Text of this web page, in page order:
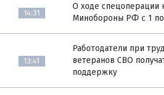
14:31
О ходе спецоперации
Минобороны РФ с 1 по
13:41
Работодатели при
ветеранов СВО
поддержку